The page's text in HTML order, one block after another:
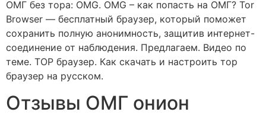
ОМГ без тора: OMG. OMG – как попасть на ОМГ? Tor
Browser — бесплатный браузер, который поможет
сохранить полную анонимность, защитив интернет-
соединение от наблюдения. Предлагаем. Видео по
теме. ТОР браузер. Как скачать и настроить тор
браузер на русском.
Отзывы ОМГ онион